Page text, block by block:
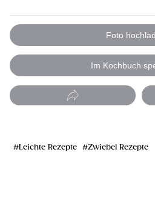
Foto
Im Kochbuch
Leichte Rezepte Zwiebel Rezepte